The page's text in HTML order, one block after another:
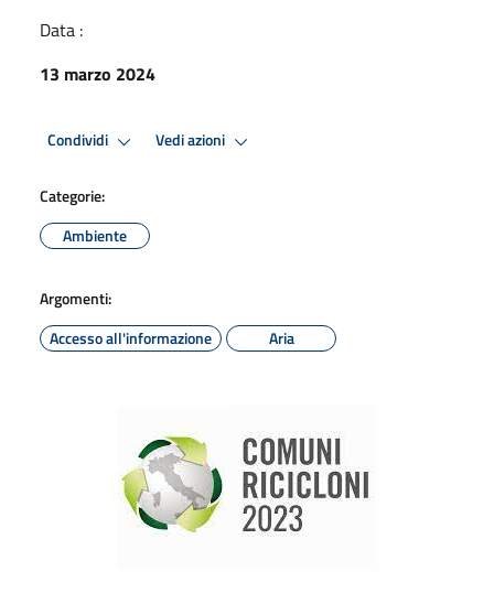
Data :
13 marzo 2024
Condividi Vedi azioni
Categorie:
Ambiente
Argomenti:
Accesso all'informazione
Aria